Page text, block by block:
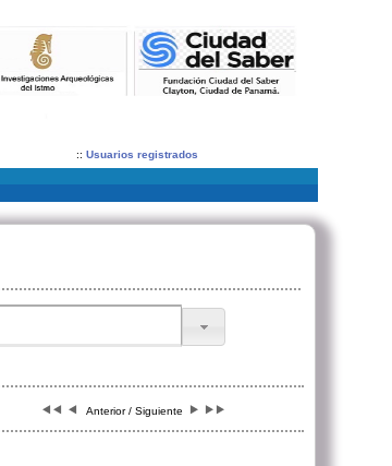
:: Usuarios registrados
Anterior / Siguiente